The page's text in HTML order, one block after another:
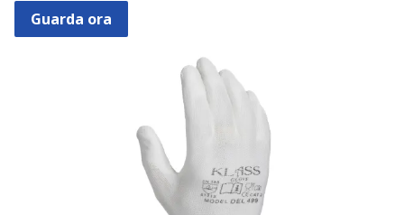
Guarda ora